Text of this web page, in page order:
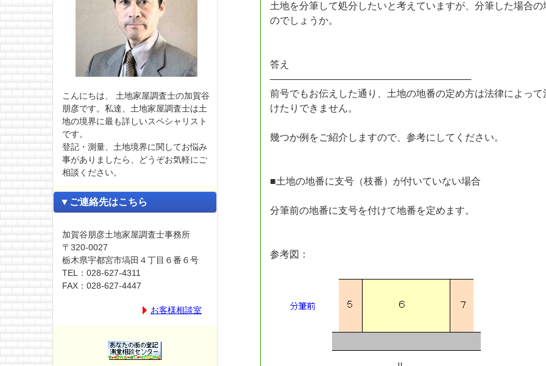
こんにちは、 土地家屋調査士の加賀谷
朋彦です。私達、土地家屋調査士は土
地の境界に最も詳しいスペシャリスト
です。
登記・測量、土地境界に関してお悩み
事がありましたら、どうぞお気軽にご
相談ください。
▼ご連絡先はこちら
加賀谷朋彦土地家屋調査士事務所
〒320-0027
栃木県宇都宮市塙田４丁目６番６号
TEL：028-627-4311
FAX：028-627-4447
お客様相談室
土地を分筆して処分したいと考えていますが、分筆した場合
のでしょうか。
答え
──────────────────────────────
前号でもお伝えした通り、土地の地番の定め方は法律によっ
けたりできません。
幾つか例をご紹介しますので、参考にしてください。
■土地の地番に支号（枝番）が付いていない場合
分筆前の地番に支号を付けて地番を定めます。
参考図：